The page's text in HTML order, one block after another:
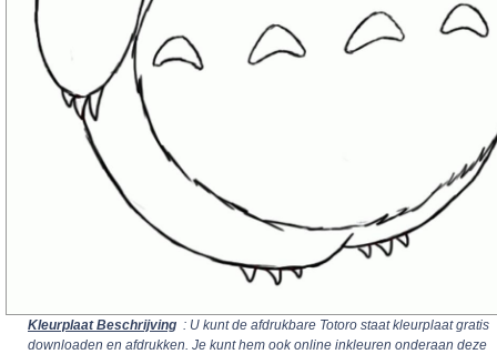
Kleurplaat Beschrijving : U kunt de afdrukbare Totoro staat kleurplaat gratis
downloaden en afdrukken. Je kunt hem ook online inkleuren onderaan deze